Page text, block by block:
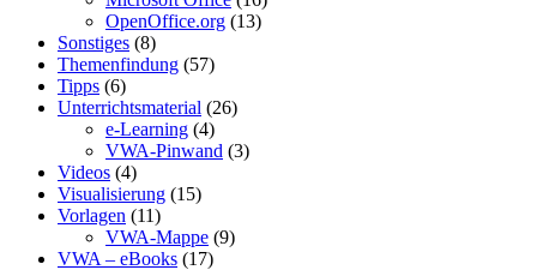
OpenOffice.org (13)
Sonstiges (8)
Themenfindung (57)
Tipps (6)
Unterrichtsmaterial (26)
e-Learning (4)
VWA-Pinwand (3)
Videos (4)
Visualisierung (15)
Vorlagen (11)
VWA-Mappe (9)
VWA – eBooks (17)